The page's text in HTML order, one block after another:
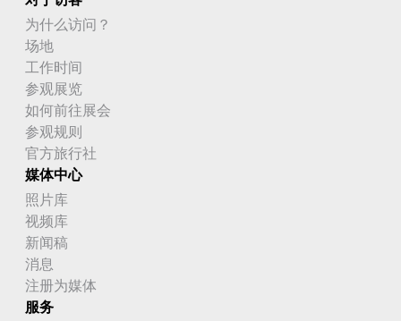
为什么访问？
场地
工作时间
参观展览
如何前往展会
参观规则
官方旅行社
媒体中心
照片库
视频库
新闻稿
消息
注册为媒体
服务